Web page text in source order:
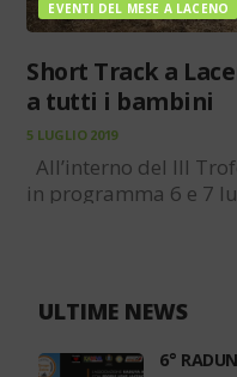
EVENTI DEL MESE A LACENO
Short Track a
a tutti i bambini
5 LUGLIO 2019
All’interno del III
in programma 6 e 7
ULTIME NEWS
6°